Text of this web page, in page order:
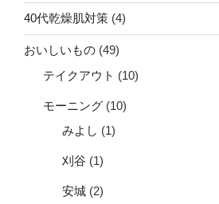
40代乾燥肌対策 (4)
おいしいもの (49)
テイクアウト (10)
モーニング (10)
みよし (1)
刈谷 (1)
安城 (2)